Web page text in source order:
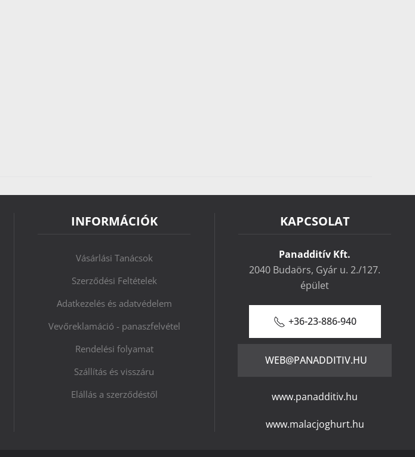
INFORMÁCIÓK
Vásárlási Tanácsok
Szerződési Feltételek
Adatkezelés és adatvédelem
Vevőreklamáció - panaszfelvétel
Rendelési folyamat
Szállítás és visszáru
Elállás a szerződéstől
KAPCSOLAT
Panadditív Kft.
2040 Budaörs, Gyár u. 2./127.
épület
+36-23-886-940
WEB@PANADDITIV.HU
www.panadditiv.hu
www.malacjoghurt.hu